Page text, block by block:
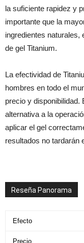
la suficiente rapidez y
importante que la
ingredientes naturales,
de gel Titanium.
La efectividad de
hombres en todo el
precio y disponibilidad.
alternativa a la
aplicar el gel
resultados no tardarán
Reseña Panorama
Efecto
Precio